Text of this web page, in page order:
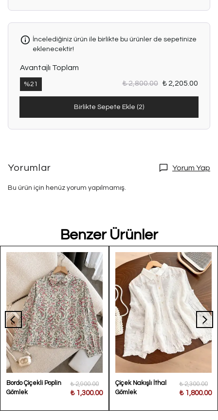
İncelediğiniz ürün ile birlikte bu ürünler de sepetinize
eklenecektir!
Avantajlı Toplam
%21 ₺ 2,800.00 ₺ 2,205.00
Birlikte Sepete Ekle (2)
Yorumlar Yorum Yap
Bu ürün için henüz yorum yapılmamış.
Benzer Ürünler
Bordo Çiçekli Poplin
Gömlek
₺ 2,900.00
₺ 1,300.00
Çiçek Nakışlı İthal
Gömlek
₺ 2,300.00
₺ 1,800.00